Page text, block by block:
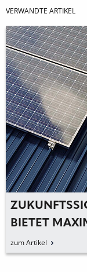
VERWANDTE ARTIKEL
BIETET
zum Artikel